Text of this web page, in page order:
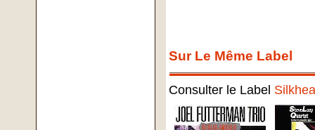
Sur Le Même Label
Consulter le Label